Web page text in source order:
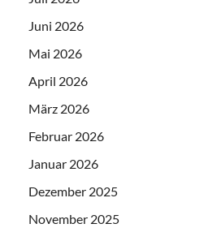
Juni 2026
Mai 2026
April 2026
März 2026
Februar 2026
Januar 2026
Dezember 2025
November 2025